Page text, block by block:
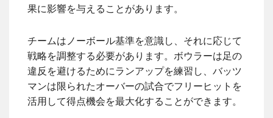
果に影響を与えることがあります。
チームはノーボール基準を意識し、それに応じて
戦略を調整する必要があります。ボウラーは足の
違反を避けるためにランアップを練習し、バッツ
マンは限られたオーバーの試合でフリーヒットを
活用して得点機会を最大化することができます。